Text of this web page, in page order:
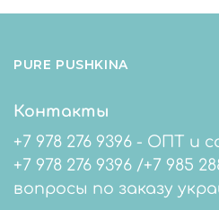
PURE PUSHKINA
Контакты
+7 978 276 9396 - ОПТ и
+7 978 276 9396 /+7 985 288
вопросы по заказу